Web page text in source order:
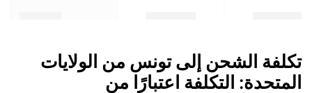
تكلفة الشحن إلى تونس من الولايات
المتحدة: التكلفة اعتبارًا من